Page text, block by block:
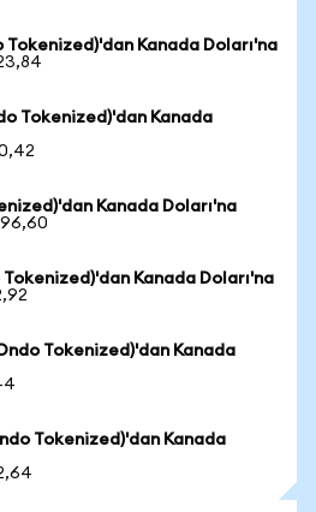
Kanada Doları'na
Tokenized)'dan Kanada
Kanada Doları'na
Kanada Doları'na
Tokenized)'dan Kanada
Tokenized)'dan Kanada